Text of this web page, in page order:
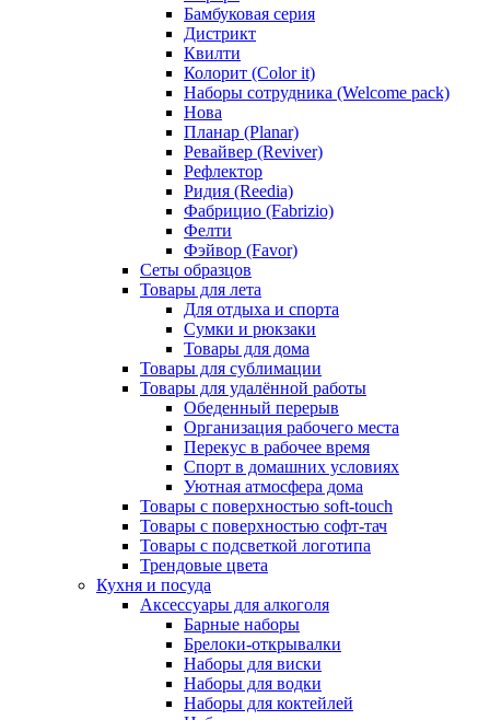
Бамбуковая серия
Дистрикт
Квилти
Колорит (Color it)
Наборы сотрудника (Welcome pack)
Нова
Планар (Planar)
Ревайвер (Reviver)
Рефлектор
Ридия (Reedia)
Фабрицио (Fabrizio)
Фелти
Фэйвор (Favor)
Сеты образцов
Товары для лета
Для отдыха и спорта
Сумки и рюкзаки
Товары для дома
Товары для сублимации
Товары для удалённой работы
Обеденный перерыв
Организация рабочего места
Перекус в рабочее время
Спорт в домашних условиях
Уютная атмосфера дома
Товары с поверхностью soft-touch
Товары с поверхностью софт-тач
Товары с подсветкой логотипа
Трендовые цвета
Кухня и посуда
Аксессуары для алкоголя
Барные наборы
Брелоки-открывалки
Наборы для виски
Наборы для водки
Наборы для коктейлей